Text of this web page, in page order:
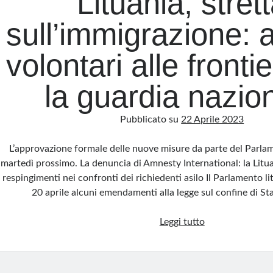
sull’immigrazione:
volontari alle
la guardia
Pubblicato su 22 Aprile 2023
L’approvazione formale delle nuove misure da parte del
martedì prossimo. La denuncia di Amnesty International: la
respingimenti nei confronti dei richiedenti asilo Il Parlamento
20 aprile alcuni emendamenti alla legge sul confine di
Leggi tuttoLituania,